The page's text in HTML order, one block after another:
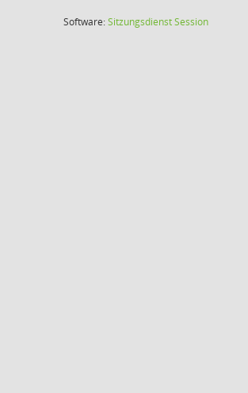
Software:SitzungsdienstSession(Wird in